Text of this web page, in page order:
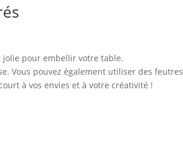
jolie pour embellir votre table.
Vous pouvez également utiliser des feutres
à vos envies et à votre créativité !